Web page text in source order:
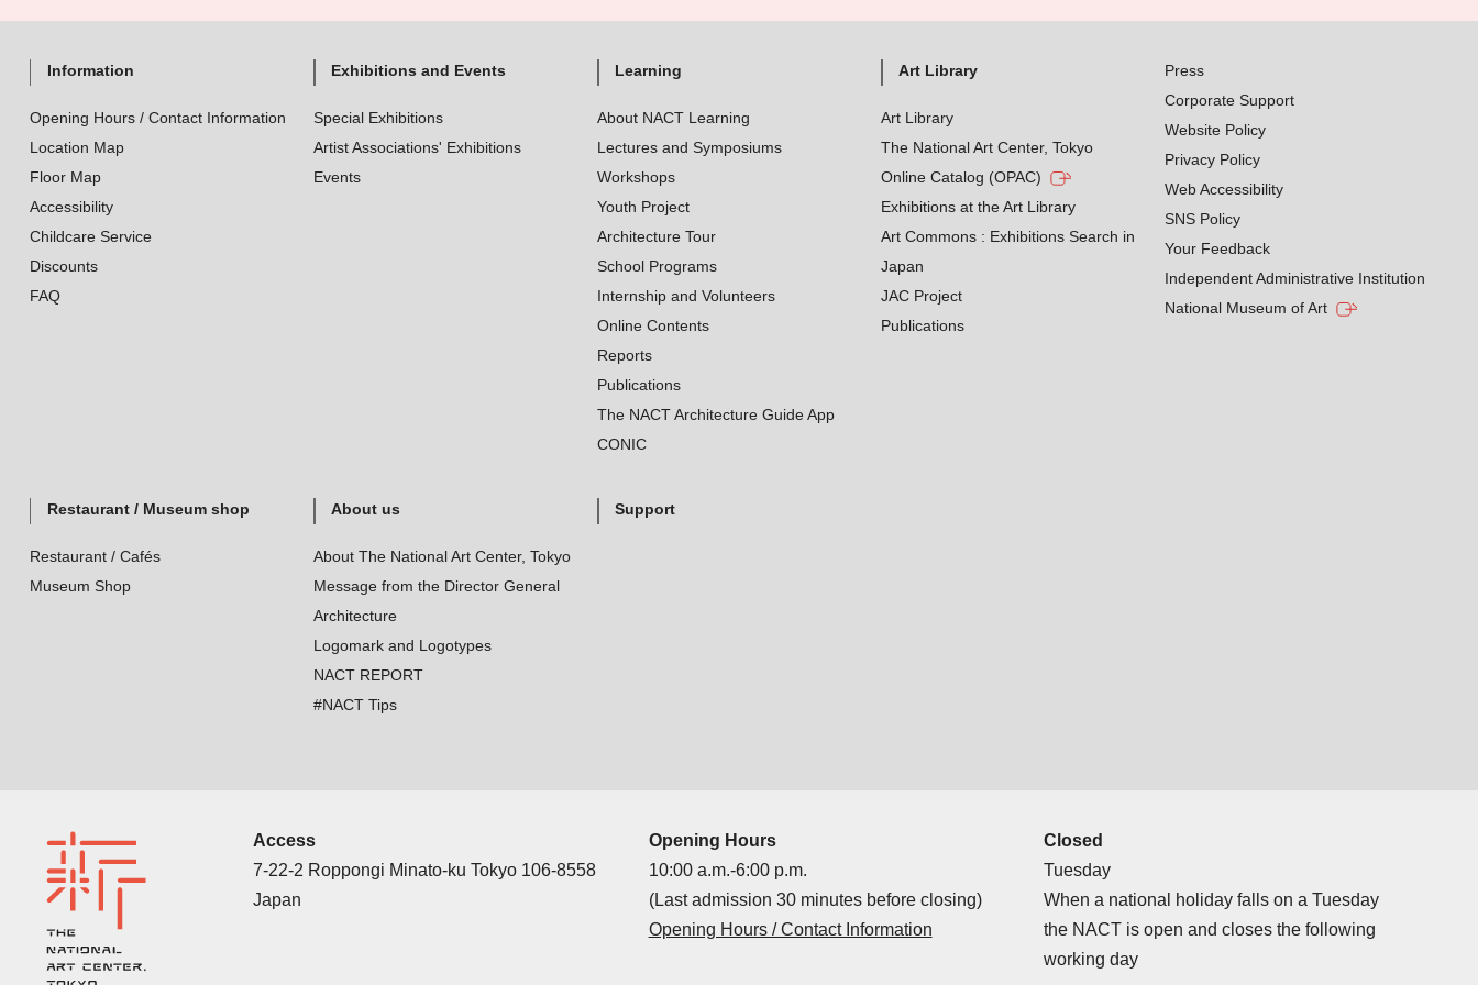
Information
Opening Hours / Contact Information
Location Map
Floor Map
Accessibility
Childcare Service
Discounts
FAQ
Exhibitions and Events
Special Exhibitions
Artist Associations' Exhibitions
Events
Learning
About NACT Learning
Lectures and Symposiums
Workshops
Youth Project
Architecture Tour
School Programs
Internship and Volunteers
Online Contents
Reports
Publications
The NACT Architecture Guide App
CONIC
Art Library
Art Library
The National Art Center, Tokyo
Online Catalog (OPAC)
Exhibitions at the Art Library
Art Commons : Exhibitions Search in
Japan
JAC Project
Publications
Restaurant / Museum shop
Restaurant / Cafés
Museum Shop
About us
About The National Art Center, Tokyo
Message from the Director General
Architecture
Logomark and Logotypes
NACT REPORT
#NACT Tips
Support
Press
Corporate Support
Website Policy
Privacy Policy
Web Accessibility
SNS Policy
Your Feedback
Independent Administrative Institution
National Museum of Art
Access
7-22-2 Roppongi Minato-ku Tokyo 106-8558
Japan
Opening Hours
10:00 a.m.-6:00 p.m.
(Last admission 30 minutes before closing)
Opening Hours / Contact Information
Closed
Tuesday
When a national holiday falls on a Tuesday
the NACT is open and closes the following
working day